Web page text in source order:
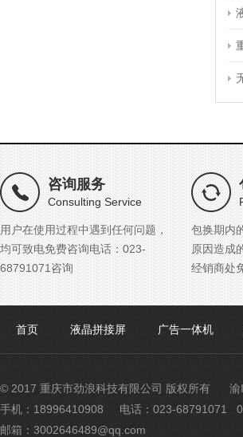
咨询服务
Consulting Service
用户在使用过程中遇到任何问题，
均可致电免费咨询电话：023-
68791071咨询
包换期内
原因造成
经销商处
首页 液晶拼接屏 广告一体机
© 2017 重庆市劲浪科技有限公司 版权所有 渝
手机：18996410908
电话：023-68791071
邮箱：3002646489@qq.com